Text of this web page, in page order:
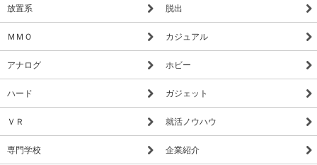
放置系 脱出
ＭＭＯ カジュアル
アナログ ホビー
ハード ガジェット
ＶＲ 就活ノウハウ
専門学校 企業紹介